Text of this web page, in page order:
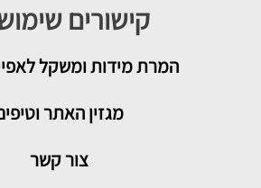
קישורים
המרת מידות ומשקל
מגזין האתר
צור קשר